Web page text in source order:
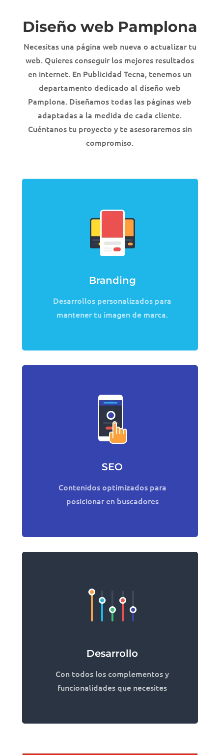
Diseño web Pamplona
Necesitas una página web nueva o actualizar tu
web. Quieres conseguir los mejores resultados
en internet. En Publicidad Tecna, tenemos un
departamento dedicado al diseño web
Pamplona. Diseñamos todas las páginas web
adaptadas a la medida de cada cliente.
Cuéntanos tu proyecto y te asesoraremos sin
compromiso.
Branding
Desarrollos personalizados para
mantener tu imagen de marca.
SEO
Contenidos optimizados para
posicionar en buscadores
Desarrollo
Con todos los complementos y
funcionalidades que necesites